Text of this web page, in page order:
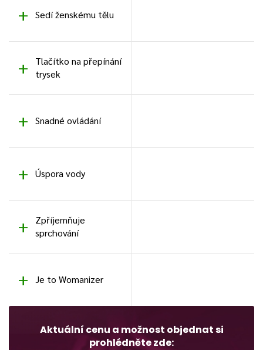
Sedí ženskému tělu
Tlačítko na přepínání
trysek
Snadné ovládání
Úspora vody
Zpříjemňuje
sprchování
Je to Womanizer
Aktuální cenu a možnost objednat si
prohlédněte zde: